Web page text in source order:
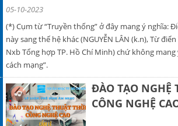
05-10-2023
(*) Cụm từ “Truyền thống” ở đây mang ý nghĩa:
này sang thế hệ khác (NGUYỄN LÂN (k.n), Từ
Nxb Tổng hợp TP. Hồ Chí Minh) chứ không
cách mạng”.
ĐÀO TẠO NGHỆ
CÔNG NGHỆ